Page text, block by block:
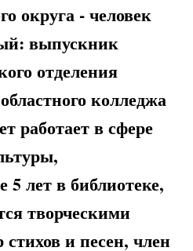
округа - человек
выпускник
отделения
колледжа
работает в сфере
5 лет в библиотеке,
творческими
и песен, член